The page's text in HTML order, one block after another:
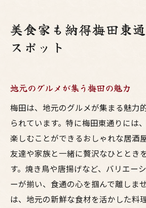
美食家も納得梅田東
スポット
地元のグルメが集う梅田の魅力
梅田は、地元のグルメが集まる魅力
られています。特に梅田東通りには
楽しむことができるおしゃれな居酒
友達や家族と一緒に贅沢なひととき
す。焼き鳥や唐揚げなど、バリエー
ーが揃い、食通の心を掴んで離しま
は、地元の新鮮な食材を活かした料